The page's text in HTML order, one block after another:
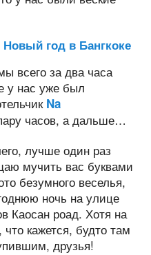
год в Бангкоке
всего за два часа
у нас уже был
Na
часов, а дальше…
лучше один раз
мучить вас буквами
безумного веселья,
ночь на улице
Каосан роад. Хотя на
кажется, будто там
друзья!